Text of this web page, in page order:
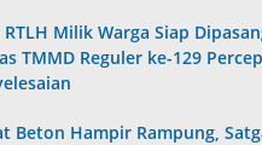
RTLH Milik Warga Siap
TMMD Reguler ke-129
Beton Hampir Rampung,